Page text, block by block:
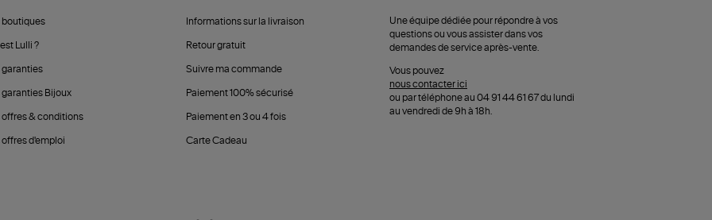
boutiques
Lulli ?
garanties
garanties Bijoux
offres & conditions
offres d'emploi
Informations sur la livraison
Retour gratuit
Suivre ma commande
Paiement 100% sécurisé
Paiement en 3 ou 4 fois
Carte Cadeau
Une équipe dédiée pour répondre à vos
questions ou vous assister dans vos
demandes de service après-vente.
Vous pouvez
nous contacter ici
ou par téléphone au 04 91 44 61 67 du lundi
au vendredi de 9h à 18h.